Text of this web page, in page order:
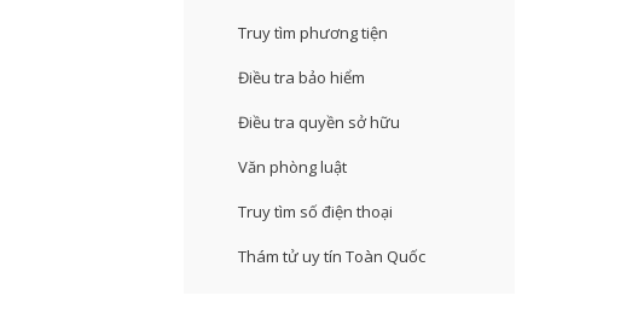
Truy tìm phương tiện
Điều tra bảo hiểm
Điều tra quyền sở hữu
Văn phòng luật
Truy tìm số điện thoại
Thám tử uy tín Toàn Quốc